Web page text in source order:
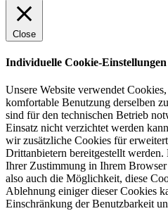
Close
Individuelle Cookie-Einstellungen
Unsere Website verwendet
komfortable Benutzung derselben
sind für den technischen Betrieb
Einsatz nicht verzichtet werden
wir zusätzliche Cookies für
Drittanbietern bereitgestellt
Ihrer Zustimmung in Ihrem
also auch die Möglichkeit, diese
Ablehnung einiger dieser Cookies
Einschränkung der Benutzbarkeit